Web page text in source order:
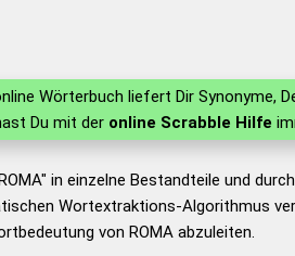
Wörterbuch liefert Dir Synonyme,
Du mit der online Scrabble Hilfe
in einzelne Bestandteile und
Wortextraktions-Algorithmus
von ROMA abzuleiten.